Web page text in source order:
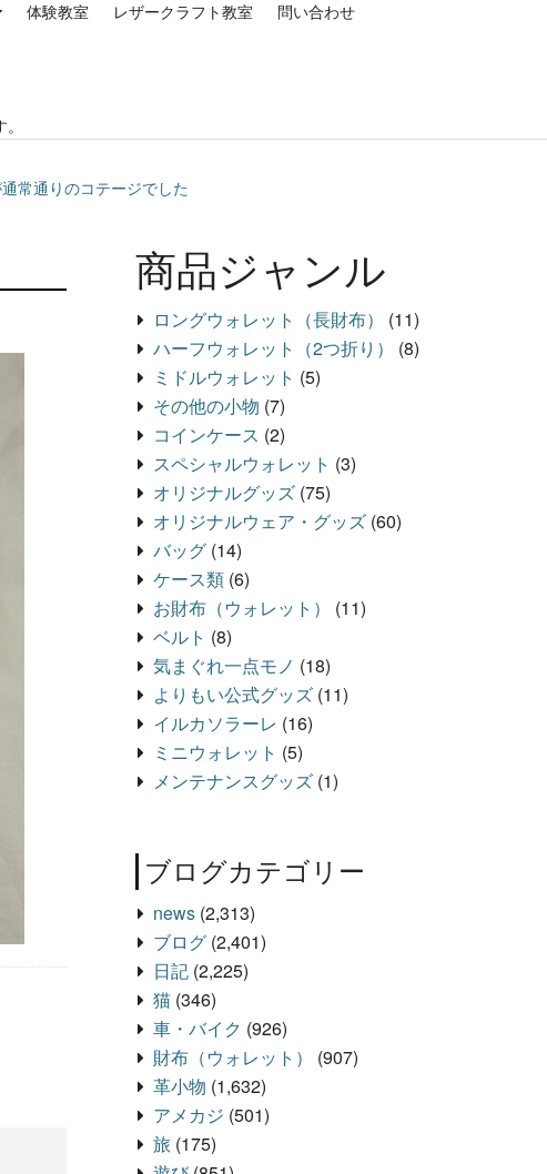
体験教室 レザークラフト教室 問い合わせ
常通りのコテージでした
商品ジャンル
ロングウォレット（長財布）
(11)
ハーフウォレット（2つ折り）
(8)
ミドルウォレット (5)
その他の小物 (7)
コインケース (2)
スペシャルウォレット (3)
オリジナルグッズ (75)
オリジナルウェア・グッズ (60)
バッグ (14)
ケース類 (6)
お財布（ウォレット）
(11)
ベルト (8)
気まぐれ一点モノ (18)
よりもい公式グッズ (11)
イルカソラーレ (16)
ミニウォレット (5)
メンテナンスグッズ (1)
ブログカテゴリー
news (2,313)
ブログ (2,401)
日記 (2,225)
猫 (346)
車・バイク (926)
財布（ウォレット）
(907)
革小物 (1,632)
アメカジ (501)
旅 (175)